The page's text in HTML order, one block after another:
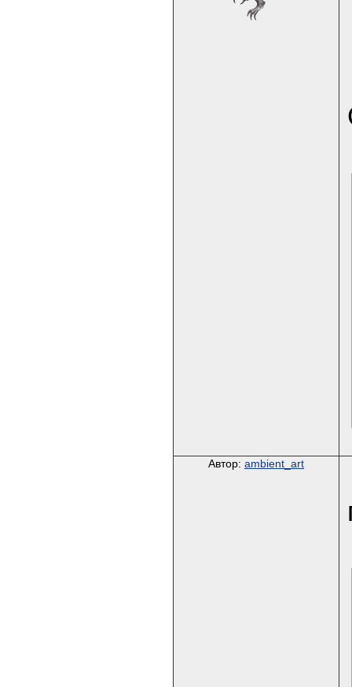
Автор: ambient_art